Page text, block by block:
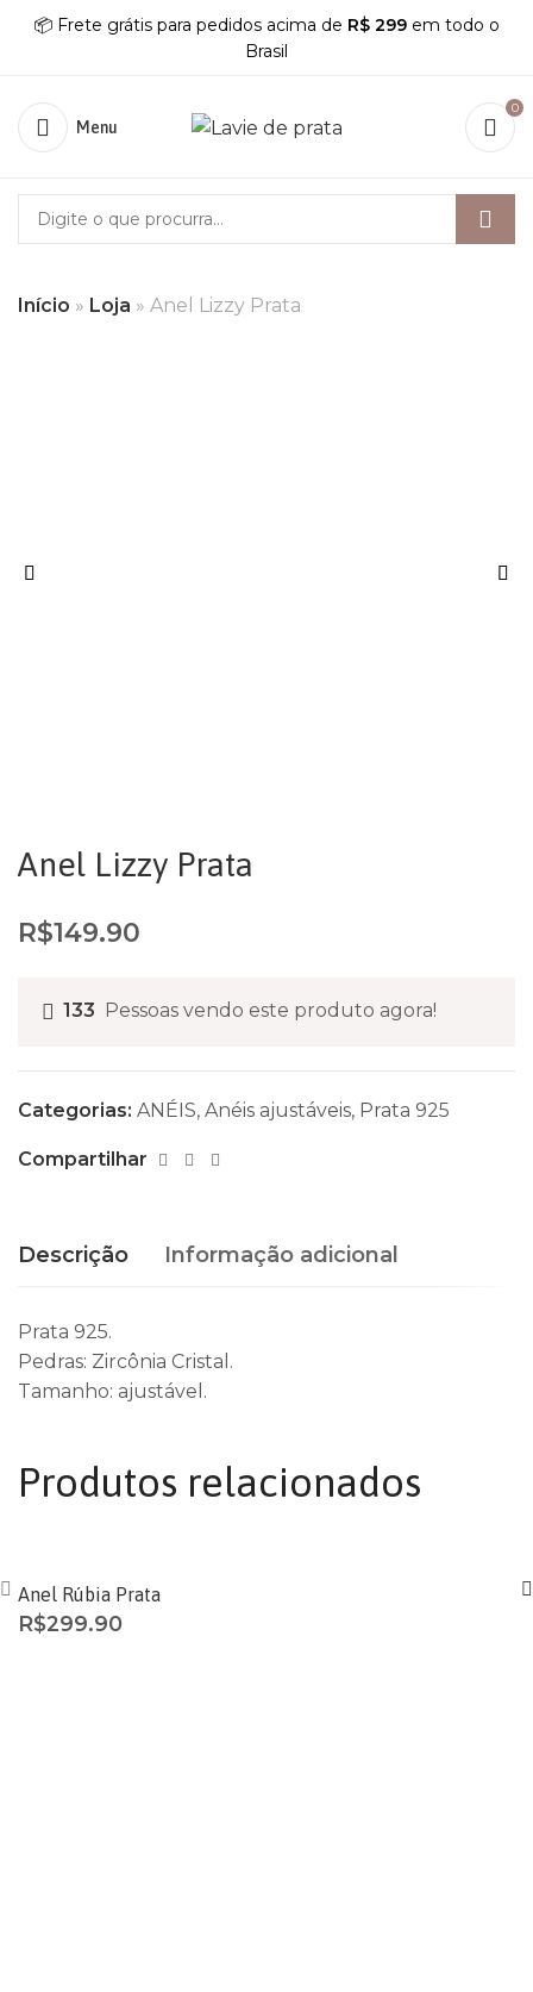
📦 Frete grátis para pedidos acima de R$ 299 em todo o
Brasil
Menu
0
Início » Loja » Anel Lizzy Prata
Anel Lizzy Prata
R$149.90
133 Pessoas vendo este produto agora!
Categorias: ANÉIS, Anéis ajustáveis, Prata 925
Compartilhar
Descrição Informação adicional
Prata 925.
Pedras: Zircônia Cristal.
Tamanho: ajustável.
Produtos relacionados
Anel Rúbia Prata
R$299.90